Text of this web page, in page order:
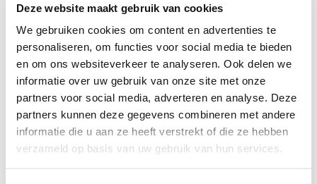
Deze website maakt gebruik van cookies
We gebruiken cookies om content en advertenties te
personaliseren, om functies voor social media te bieden
en om ons websiteverkeer te analyseren. Ook delen we
informatie over uw gebruik van onze site met onze
partners voor social media, adverteren en analyse. Deze
partners kunnen deze gegevens combineren met andere
informatie die u aan ze heeft verstrekt of die ze hebben
verzameld op basis van uw gebruik van hun services.
Artikelnummer FA 20 402 07
Do you have a question about this product?
Our employee is happy to help you find the right product
Send mail